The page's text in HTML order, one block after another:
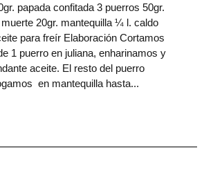
papada confitada 3 puerros 50gr.
20gr. mantequilla ¼ l. caldo
para freír Elaboración Cortamos
1 puerro en juliana, enharinamos y
aceite. El resto del puerro
en mantequilla hasta